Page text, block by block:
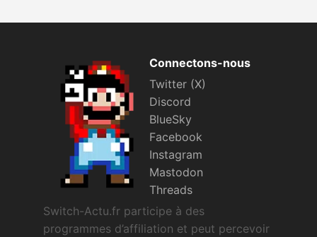
Connectons-nous
Twitter (X)
Discord
BlueSky
Facebook
Instagram
Mastodon
Threads
Switch-Actu.fr participe à des
programmes d’affiliation et peut percevoir